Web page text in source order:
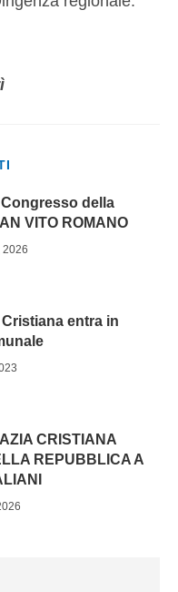
della
VITO ROMANO
2026
entra in
CRISTIANA
REPUBBLICA A